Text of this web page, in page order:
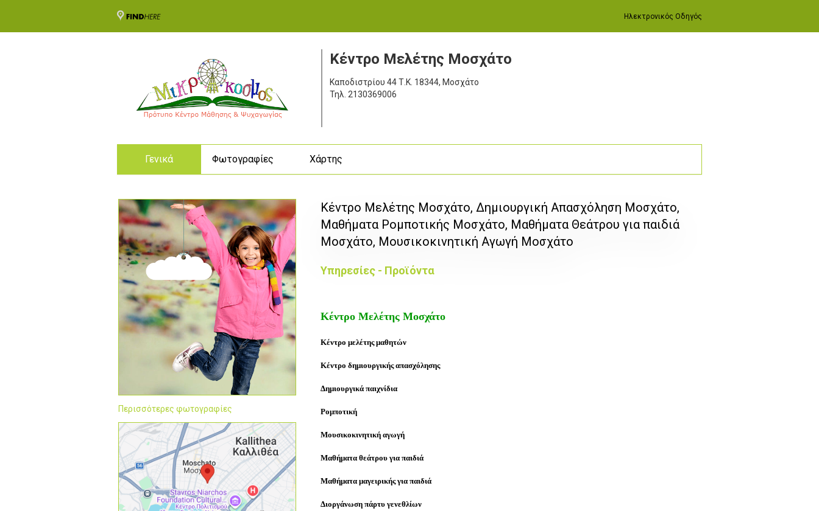
Ηλεκτρονικός Οδηγός
Κέντρο Μελέτης Μοσχάτο
Καποδιστρίου 44 Τ.Κ. 18344, Μοσχάτο
Τηλ. 2130369006
Γενικά Φωτογραφίες Χάρτης
Περισσότερες φωτογραφίες
Κέντρο Μελέτης Μοσχάτο, Δημιουργική Απασχόληση Μοσχάτο,
Μαθήματα Ρομποτικής Μοσχάτο, Μαθήματα Θεάτρου για παιδιά
Μοσχάτο, Μουσικοκινητική Αγωγή Μοσχάτο
Υπηρεσίες - Προϊόντα
Κέντρο Μελέτης Μοσχάτο
Κέντρο μελέτης μαθητών
Κέντρο δημιουργικής απασχόλησης
Δημιουργικά παιχνίδια
Ρομποτική
Μουσικοκινητική αγωγή
Μαθήματα θεάτρου για παιδιά
Μαθήματα μαγειρικής για παιδιά
Διοργάνωση πάρτυ γενεθλίων